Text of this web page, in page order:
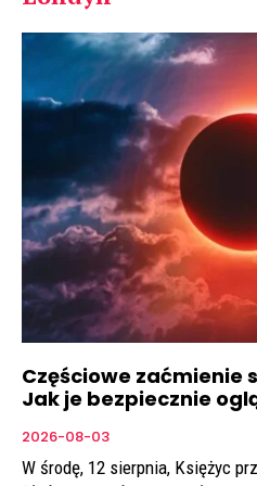
Częściowe zaćmienie
Jak je bezpiecznie
2026-08-03
W środę, 12 sierpnia, Księżyc